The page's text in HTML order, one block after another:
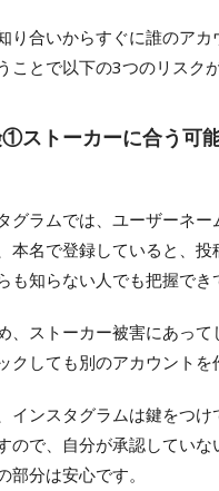
り合いからすぐに誰のア
ことで以下の3つのリスク
ストーカーに合う可
グラムでは、ユーザーネ
本名で登録していると、
も知らない人でも把握でき
、ストーカー被害にあっ
クしても別のアカウント
インスタグラムは鍵をつ
ので、自分が承認してい
部分は安心です。